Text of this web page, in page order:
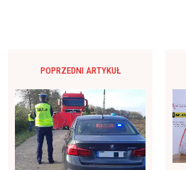
POPRZEDNI ARTYKUŁ